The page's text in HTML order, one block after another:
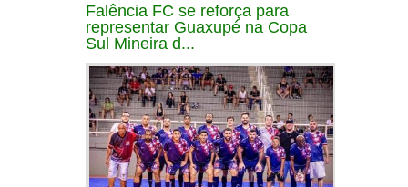
Falência FC se reforça para
representar Guaxupé na Copa
Sul Mineira d...